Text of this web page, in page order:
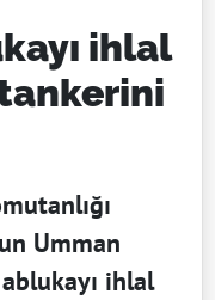
ihlal
Umman
ihlal